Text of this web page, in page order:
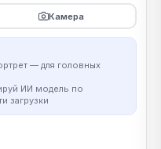
Камера
— для головных
ИИ модель по
загрузки